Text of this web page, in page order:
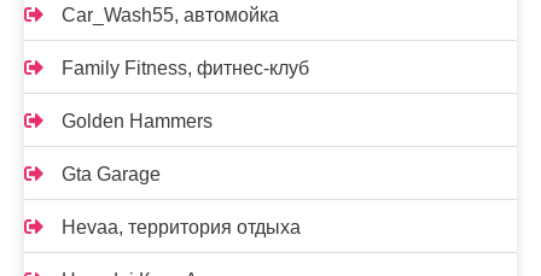
Car_Wash55, автомойка
Family Fitness, фитнес-клуб
Golden Hammers
Gta Garage
Hevaa, территория отдыха